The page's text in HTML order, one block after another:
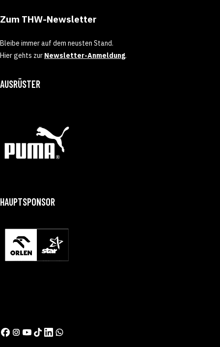
Zum THW-Newsletter
Bleibe immer auf dem neusten Stand.
Hier gehts zur Newsletter-Anmeldung.
AUSRÜSTER
HAUPTSPONSOR